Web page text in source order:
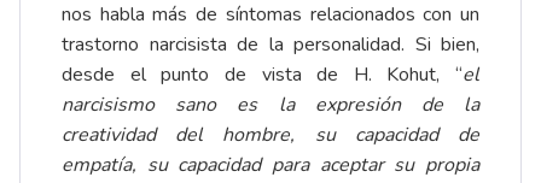
nos habla más de síntomas relacionados con un
trastorno narcisista de la personalidad. Si bien,
desde el punto de vista de H. Kohut, “el
narcisismo sano
es la expresión de la
creatividad del hombre, su capacidad de
empatía, su capacidad para aceptar su propia